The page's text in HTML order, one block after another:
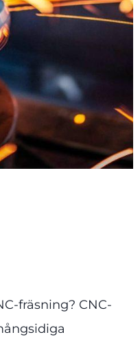
fräsning? CNC-